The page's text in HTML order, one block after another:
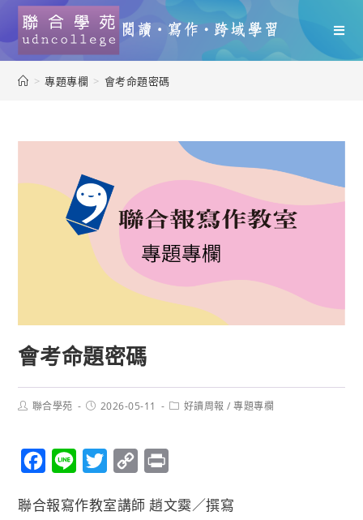
> 專題專欄 > 會考命題密碼
會考命題密碼
聯合學苑 2026-05-11 好讀周報 / 專題專欄
c
n
i
p
i
聯合報寫作教室講師 趙文霙／撰寫